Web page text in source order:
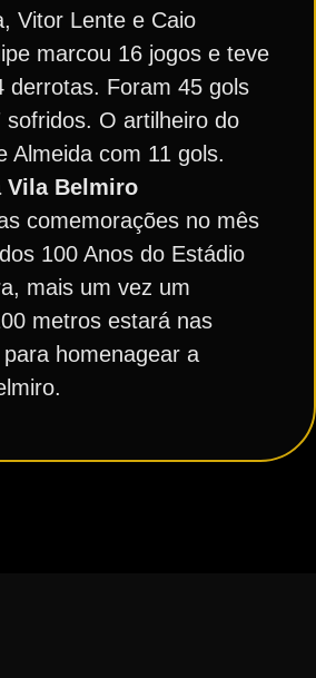
Vitor Lente e Caio
marcou 16 jogos e teve
derrotas. Foram 45 gols
sofridos. O artilheiro do
Almeida com 11 gols.
Vila Belmiro
comemorações no mês
100 Anos do Estádio
mais um vez um
metros estará nas
homenagear a